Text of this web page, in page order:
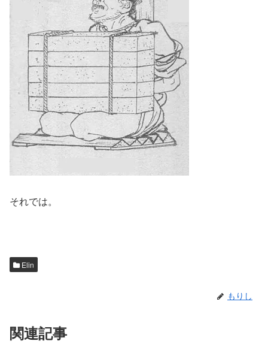
それでは。
Elin
もりし
関連記事